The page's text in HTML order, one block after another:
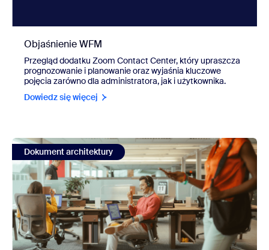
Objaśnienie WFM
Przegląd dodatku Zoom Contact Center, który upraszcza
prognozowanie i planowanie oraz wyjaśnia kluczowe
pojęcia zarówno dla administratora, jak i użytkownika.
Dowiedz się więcej
view Zgodność z PCI w Zoom Contact Center
Dokument architektury